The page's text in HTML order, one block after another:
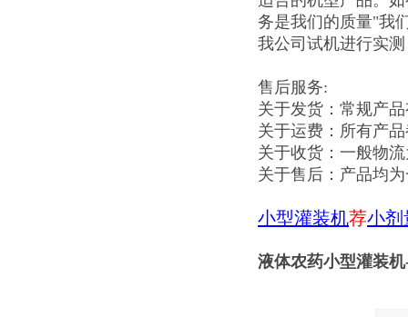
务是我们的质量"我
我公司试机进行实
售后服务:
关于发货：常规产
关于运费：所有产
关于收货：一般物
关于售后：产品均
小型灌装机荐小剂
液体农药小型灌装